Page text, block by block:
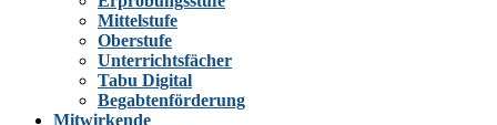
Mittelstufe
Oberstufe
Unterrichtsfächer
Tabu Digital
Begabtenförderung
Mitwirkende